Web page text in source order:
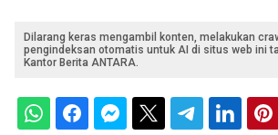
Dilarang keras mengambil konten, melakukan
pengindeksan otomatis untuk AI di situs web ini
Kantor Berita ANTARA.